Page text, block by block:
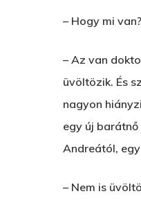
– Hogy mi van?
– Az van
üvöltözik. És
nagyon
egy új
Andreától,
– Nem is